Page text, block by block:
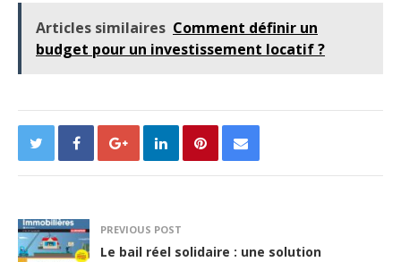
Articles similaires Comment définir un
budget pour un investissement locatif ?
PREVIOUS POST
Le bail réel solidaire : une solution